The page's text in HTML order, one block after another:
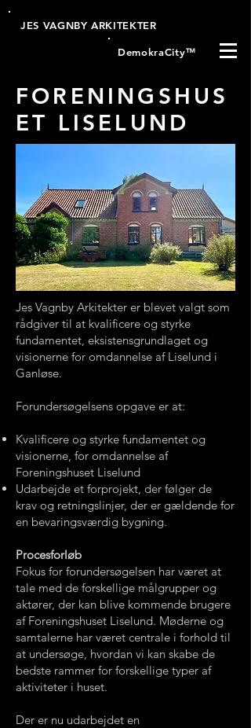
JES VAGNBY ARKITEKTER
DemokraCity™
FORENINGSHUS
ET LISELUND
Jes Vagnby Arkitekter er blevet valgt som
rådgiver til at kvalificere og styrke
fundamentet, eksistensgrundlaget og
visionerne for omdannelse af Liselund i
Ganløse.
Forundersøgelsens opgave er at:
Kvalificere og styrke fundamentet og
visionerne, for omdannelse af
Foreningshuset Liselund
Udarbejde et forprojekt, der følger de
krav og retningslinjer, der er gældende for
en bevaringsværdig bygning.
Procesforløb
Fokus for forundersøgelsen har været at
tale med de forskellige målgrupper og
aktører, der kan blive kommende brugere
af Foreningshuset Liselund. Møderne og
samtalerne har været centrale i forhold til
at undersøge, hvordan vi kan skabe de
bedste rammer for forskellige typer af
aktiviteter i huset.
Der er nu udarbejdet en